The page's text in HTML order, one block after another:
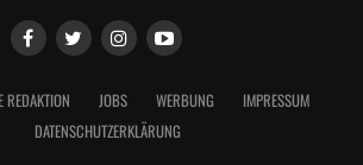
REDAKTION JOBS WERBUNG
IMPRESSUM
DATENSCHUTZERKLÄRUNG